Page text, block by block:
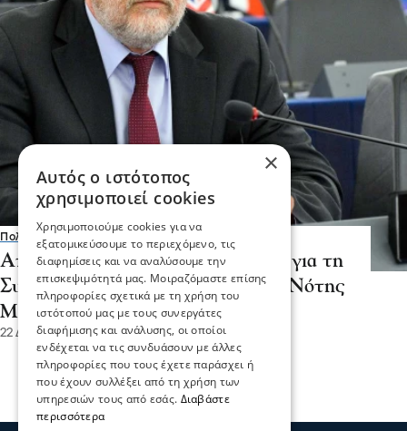
Πολιτική
Από Ιανουάριο 2026 τα σπουδαία για τη
Συμφωνία ΕΕ-Mercosur Γράφει ο Νότης
Μαριάς
22 Δεκ 2025, 22:18
×
Αυτός ο ιστότοπος
χρησιμοποιεί cookies
Χρησιμοποιούμε cookies για να
εξατομικεύσουμε το περιεχόμενο, τις
διαφημίσεις και να αναλύσουμε την
επισκεψιμότητά μας. Μοιραζόμαστε επίσης
πληροφορίες σχετικά με τη χρήση του
ιστότοπού μας με τους συνεργάτες
διαφήμισης και ανάλυσης, οι οποίοι
ενδέχεται να τις συνδυάσουν με άλλες
πληροφορίες που τους έχετε παράσχει ή
που έχουν συλλέξει από τη χρήση των
υπηρεσιών τους από εσάς. Διαβάστε
περισσότερα